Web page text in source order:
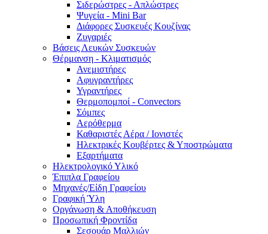
Σιδερώστρες - Απλώστρες
Ψυγεία - Mini Bar
Διάφορες Συσκευές Κουζίνας
Ζυγαριές
Βάσεις Λευκών Συσκευών
Θέρμανση - Κλιματισμός
Ανεμιστήρες
Αφυγραντήρες
Υγραντήρες
Θερμοπομποί - Convectors
Σόμπες
Αερόθερμα
Καθαριστές Αέρα / Ιονιστές
Ηλεκτρικές Κουβέρτες & Υποστρώματα
Εξαρτήματα
Ηλεκτρολογικό Υλικό
Έπιπλα Γραφείου
Μηχανές/Είδη Γραφείου
Γραφική Ύλη
Οργάνωση & Αποθήκευση
Προσωπική Φροντίδα
Σεσουάρ Μαλλιών